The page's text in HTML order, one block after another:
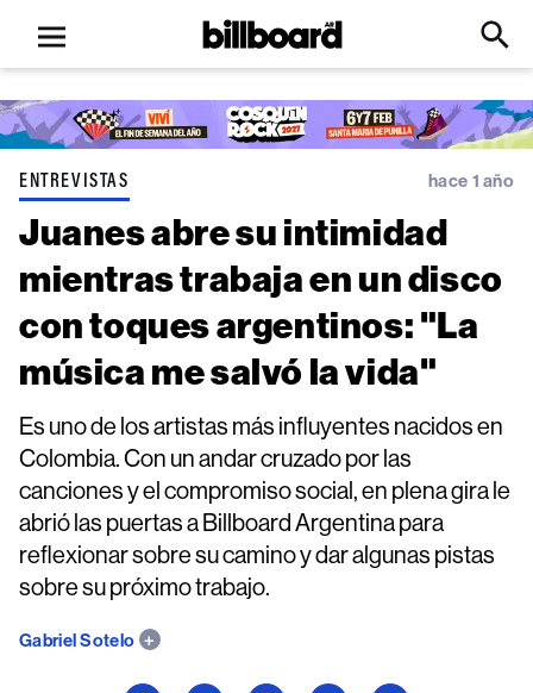
Open
menu
Billboard
Click
Input
ENTREVISTAS hace 1 año
Juanes abre su intimidad
mientras trabaja en un disco
con toques argentinos: "La
música me salvó la vida"
Es uno de los artistas más influyentes nacidos en
Colombia. Con un andar cruzado por las
canciones y el compromiso social, en plena gira le
abrió las puertas a Billboard Argentina para
reflexionar sobre su camino y dar algunas pistas
sobre su próximo trabajo.
Gabriel Sotelo